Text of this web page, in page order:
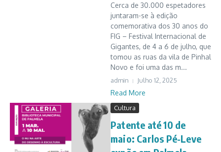
Cerca de 30.000 espetadores
juntaram-se à edição
comemorativa dos 30 anos do
FIG – Festival Internacional de
Gigantes, de 4 a 6 de julho, que
tomou as ruas da vila de Pinhal
Novo e foi uma das m...
admin Julho 12, 2025
Read More
Cultura
Patente até 10 de
maio: Carlos Pé-Leve